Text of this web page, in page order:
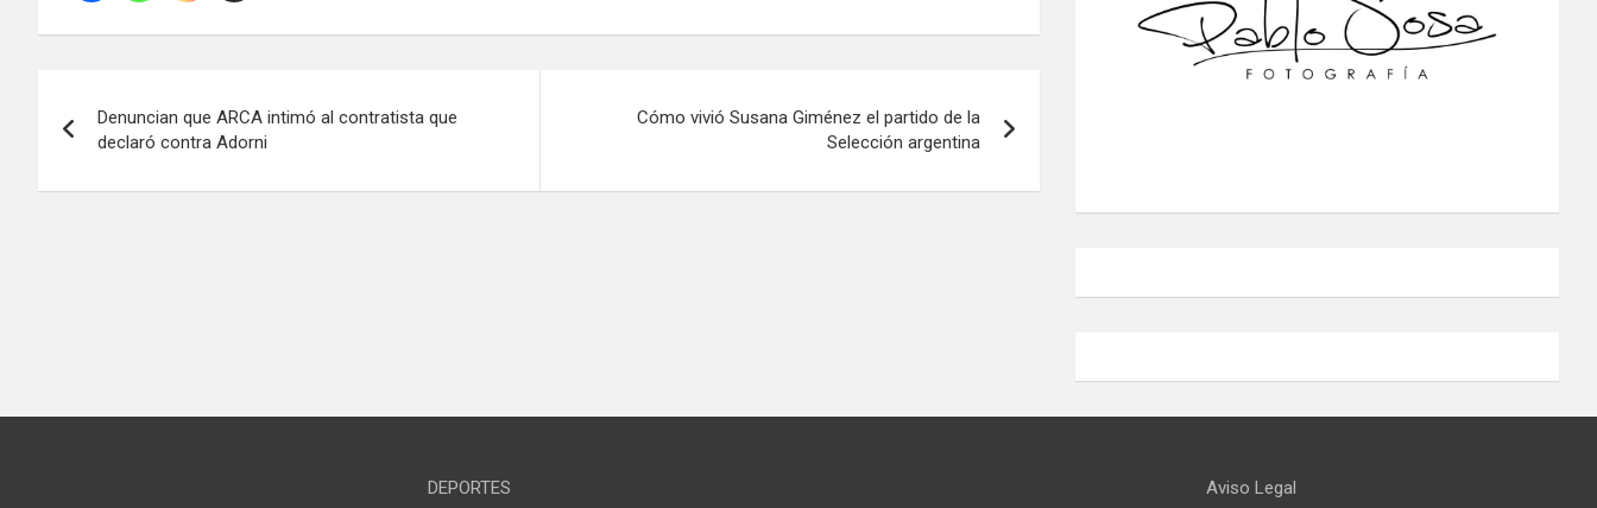
de
entradas
Denuncian que ARCA intimó al contratista que
declaró contra Adorni
Cómo vivió Susana Giménez el partido de la
Selección argentina
DEPORTES Aviso Legal